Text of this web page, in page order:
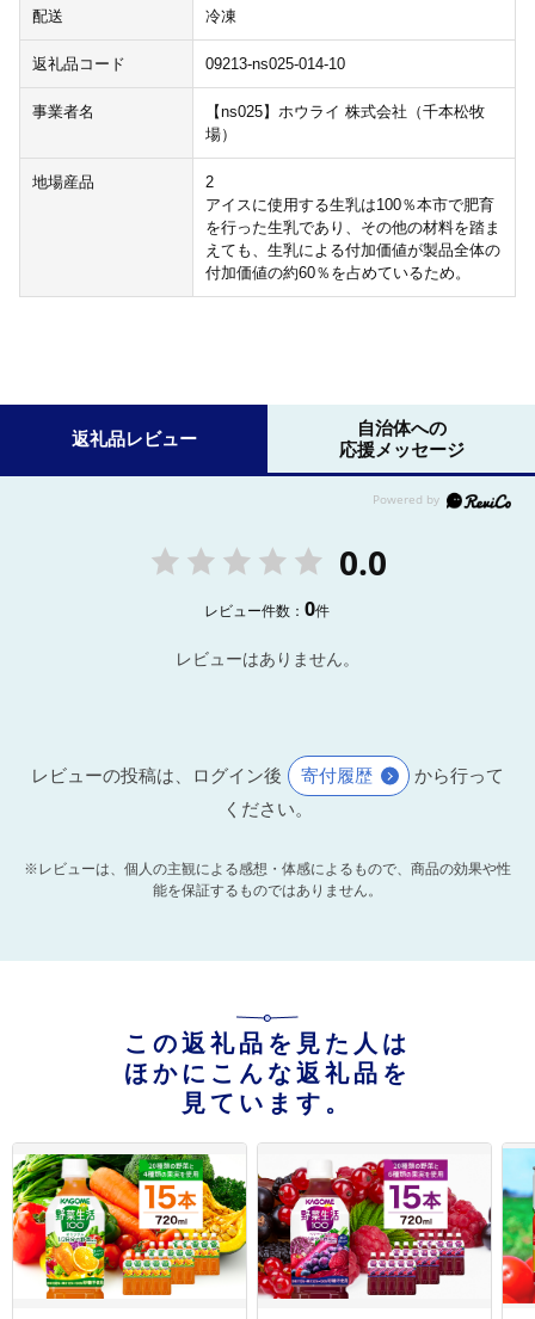
配送 冷凍
返礼品コード 09213-ns025-014-10
事業者名
【ns025】ホウライ 株式会社（千本松牧
場）
地場産品
2
アイスに使用する生乳は100％本市で肥育
を行った生乳であり、その他の材料を踏ま
えても、生乳による付加価値が製品全体の
付加価値の約60％を占めているため。
返礼品レビュー
自治体への
応援メッセージ
0.0
レビュー件数：0件
レビューはありません。
レビューの投稿は、ログイン後 寄付履歴
から行って
ください。
※レビューは、個人の主観による感想・体感によるもので、商品の効果や性
能を保証するものではありません。
この返礼品を見た人は
ほかにこんな返礼品を
見ています。